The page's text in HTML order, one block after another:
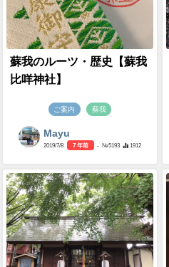
蘇我のルーツ・歴史【蘇我
比咩神社】
ご案内 蘇我
Mayu
2019/7/8 7 年前 - №5193 1912